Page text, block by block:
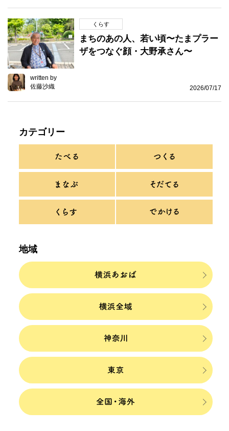
くらす
まちのあの人、若い頃〜たまプラー
ザをつなぐ顔・大野承さん〜
written by
佐藤沙織
2026/07/17
カテゴリー
地域